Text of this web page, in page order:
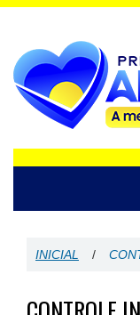
INICIAL /